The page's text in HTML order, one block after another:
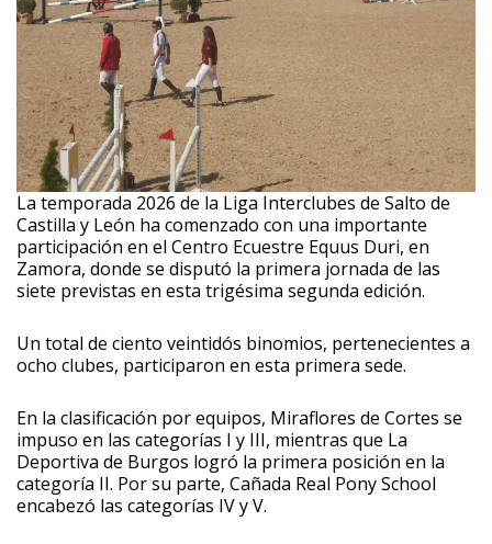
La temporada 2026 de la Liga Interclubes de Salto de
Castilla y León ha comenzado con una importante
participación en el Centro Ecuestre Equus Duri, en
Zamora, donde se disputó la primera jornada de las
siete previstas en esta trigésima segunda edición.
Un total de ciento veintidós binomios, pertenecientes a
ocho clubes, participaron en esta primera sede.
En la clasificación por equipos, Miraflores de Cortes se
impuso en las categorías I y III, mientras que La
Deportiva de Burgos logró la primera posición en la
categoría II. Por su parte, Cañada Real Pony School
encabezó las categorías IV y V.